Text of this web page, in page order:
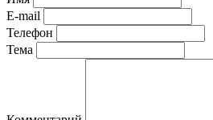
E-mail
Телефон
Тема